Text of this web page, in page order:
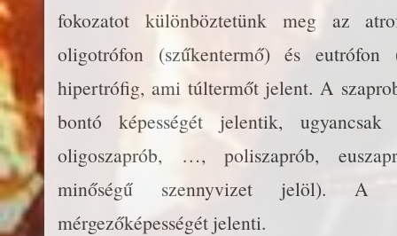
fokozatot különböztetünk meg az
oligotrófon (szűkentermő) és eutrófon
hipertrófig, ami túltermőt jelent. A
bontó képességét jelentik,
oligoszaprób, …, poliszaprób,
minőségű szennyvizet jelöl). A
mérgezőképességét jelenti.